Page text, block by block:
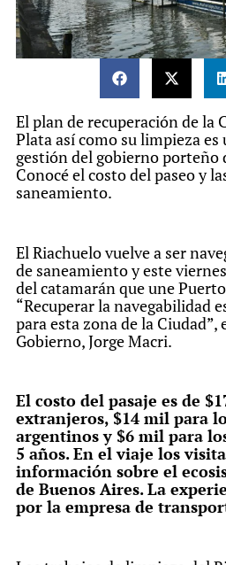
El plan de recuperación de la
Plata así como su limpieza es
gestión del gobierno porteño
Conocé el costo del paseo y
saneamiento.
El Riachuelo vuelve a ser
de saneamiento y este
del catamarán que une
“Recuperar la navegabilidad
para esta zona de la Ciudad”,
Gobierno, Jorge Macri.
El costo del pasaje es de
extranjeros, $14 mil para
argentinos y $6 mil para
5 años. En el viaje los
información sobre el
de Buenos Aires. La
por la empresa de